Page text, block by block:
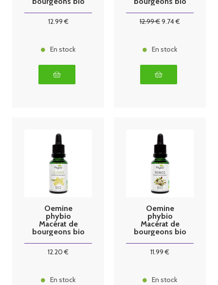
12.99€
En stock
12.99€9.74€
En stock
Oemine
phybio
Macérat de
bourgeons bio
12.20 €
En stock
Oemine
phybio
Macérat de
bourgeons bio
11.99 €
En stock